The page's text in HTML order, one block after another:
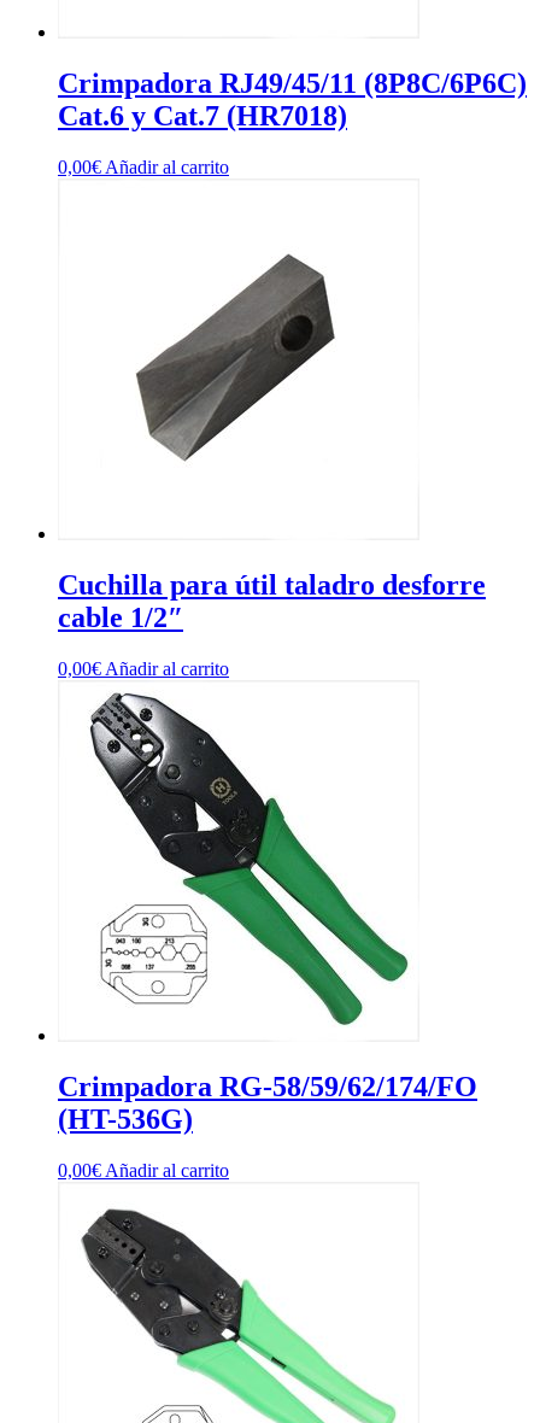
Crimpadora RJ49/45/11 (8P8C/6P6C)
Cat.6 y Cat.7 (HR7018)
0,00€ Añadir al carrito
Cuchilla para útil taladro desforre
cable 1/2″
0,00€ Añadir al carrito
Crimpadora RG-58/59/62/174/FO
(HT-536G)
0,00€ Añadir al carrito